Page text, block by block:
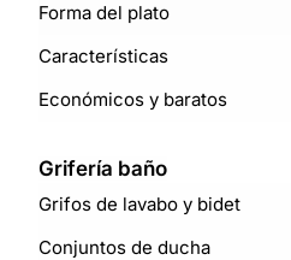
Forma del plato
Características
Económicos y baratos
Grifería baño
Grifos de lavabo y bidet
Conjuntos de ducha